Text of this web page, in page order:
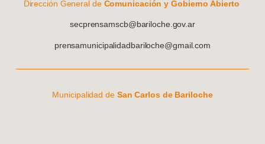
Dirección General de Comunicación y Gobierno Abierto
secprensamscb@bariloche.gov.ar
prensamunicipalidadbariloche@gmail.com
Municipalidad deSan Carlos de Bariloche